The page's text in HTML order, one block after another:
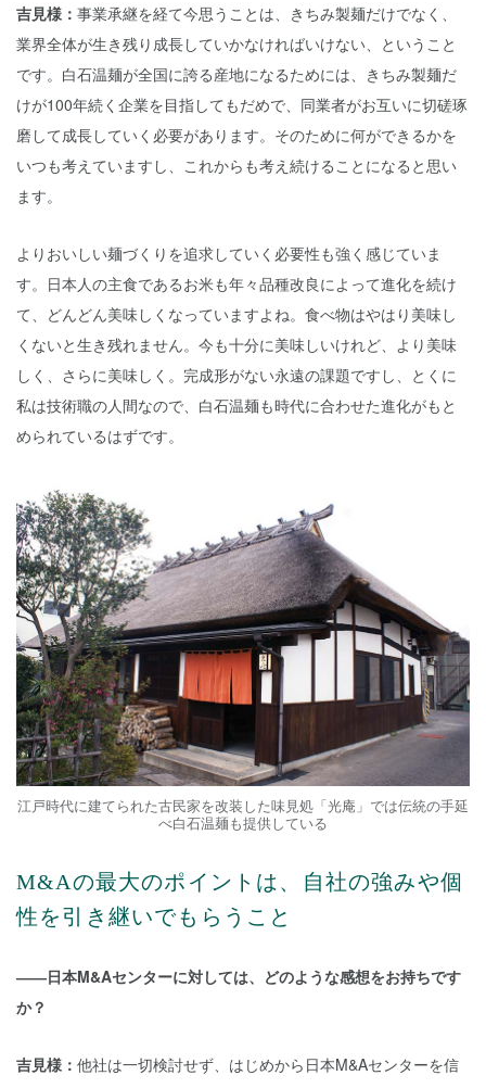
吉見様： 事業承継を経て今思うことは、きちみ製麺だけでなく、
業界全体が生き残り成長していかなければいけない、ということ
です。白石温麺が全国に誇る産地になるためには、きちみ製麺だ
けが100年続く企業を目指してもだめで、同業者がお互いに切磋琢
磨して成長していく必要があります。そのために何ができるかを
いつも考えていますし、これからも考え続けることになると思い
ます。
よりおいしい麺づくりを追求していく必要性も強く感じていま
す。日本人の主食であるお米も年々品種改良によって進化を続け
て、どんどん美味しくなっていますよね。食べ物はやはり美味し
くないと生き残れません。今も十分に美味しいけれど、より美味
しく、さらに美味しく。完成形がない永遠の課題ですし、とくに
私は技術職の人間なので、白石温麺も時代に合わせた進化がもと
められているはずです。
江戸時代に建てられた古民家を改装した味見処「光庵」では伝統の手延
べ白石温麺も提供している
M&Aの最大のポイントは、自社の強みや個
性を引き継いでもらうこと
――日本M&Aセンターに対しては、どのような感想をお持ちです
か？
吉見様： 他社は一切検討せず、はじめから日本M&Aセンターを信